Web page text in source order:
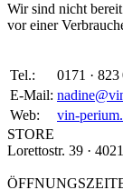
Wir sind nicht
vor einer
Tel.:
0171 · 823
E-Mail:
Web:
vin-
STORE
Lorettostr. 39 ·